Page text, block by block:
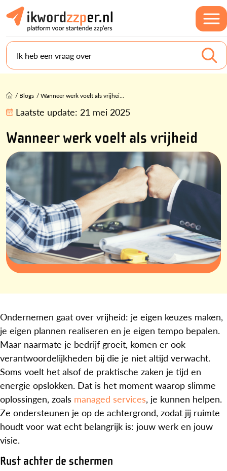
Ik heb een vraag over
/ Blogs /Wanneer werk voelt als vrijhei...
Laatste update: 21 mei 2025
Wanneer werk voelt als vrijheid
Ondernemen gaat over vrijheid: je eigen keuzes maken,
je eigen plannen realiseren en je eigen tempo bepalen.
Maar naarmate je bedrijf groeit, komen er ook
verantwoordelijkheden bij die je niet altijd verwacht.
Soms voelt het alsof de praktische zaken je tijd en
energie opslokken. Dat is het moment waarop slimme
oplossingen, zoals managed services, je kunnen helpen.
Ze ondersteunen je op de achtergrond, zodat jij ruimte
houdt voor wat echt belangrijk is: jouw werk en jouw
visie.
Rust achter de schermen